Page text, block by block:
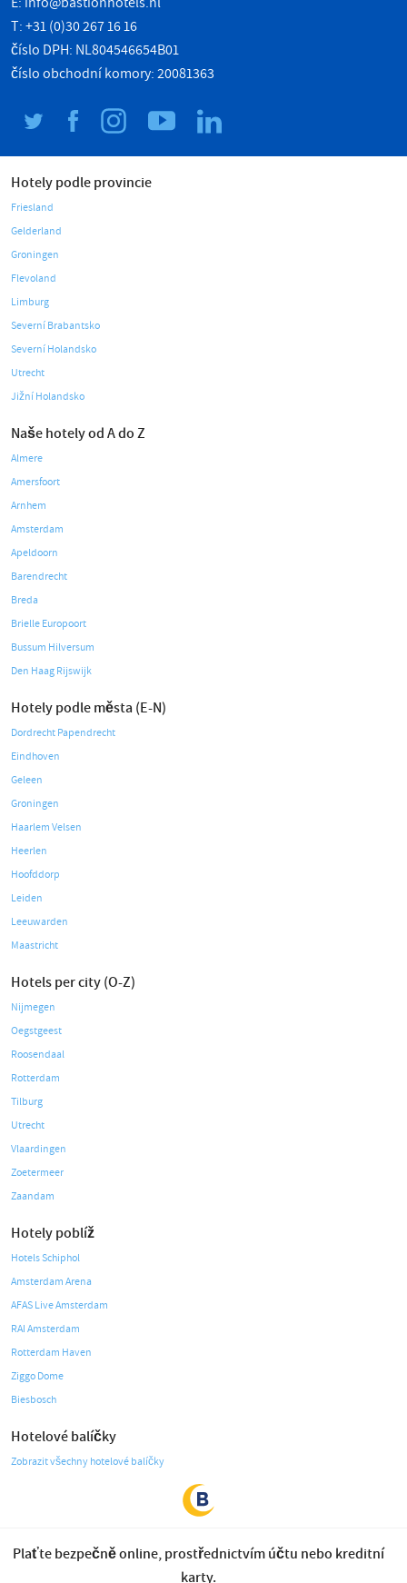
T: +31 (0)30 267 16 16
číslo DPH: NL804546654B01
číslo obchodní komory: 20081363
Hotely podle provincie
Friesland
Gelderland
Groningen
Flevoland
Limburg
Severní Brabantsko
Severní Holandsko
Utrecht
Jižní Holandsko
Naše hotely od A do Z
Almere
Amersfoort
Arnhem
Amsterdam
Apeldoorn
Barendrecht
Breda
Brielle Europoort
Bussum Hilversum
Den Haag Rijswijk
Hotely podle města (E-N)
Dordrecht Papendrecht
Eindhoven
Geleen
Groningen
Haarlem Velsen
Heerlen
Hoofddorp
Leiden
Leeuwarden
Maastricht
Hotels per city (O-Z)
Nijmegen
Oegstgeest
Roosendaal
Rotterdam
Tilburg
Utrecht
Vlaardingen
Zoetermeer
Zaandam
Hotely poblíž
Hotels Schiphol
Amsterdam Arena
AFAS Live Amsterdam
RAI Amsterdam
Rotterdam Haven
Ziggo Dome
Biesbosch
Hotelové balíčky
Zobrazit všechny hotelové balíčky
Plaťte bezpečně online, prostřednictvím účtu nebo kreditní
karty.